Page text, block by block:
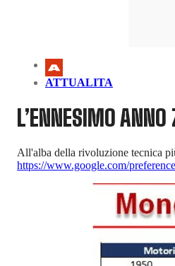
ATTUALITA
L’ENNESIMO
All'alba della rivoluzione tecnica
https://www.google.com/